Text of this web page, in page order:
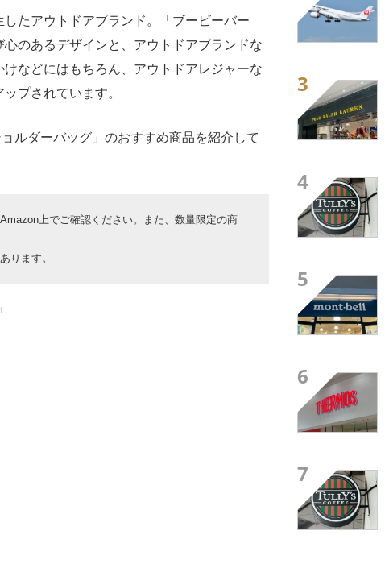
たアウトドアブランド。「ブービーバー
のあるデザインと、アウトドアブランドな
などにはもちろん、アウトドアレジャーな
プされています。
ルダーバッグ」のおすすめ商品を紹介して
上でご確認ください。また、数量限定の商
ります。
3
4
5
6
7